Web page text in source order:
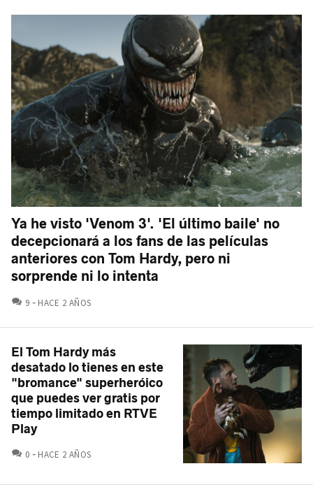
Ya he visto 'Venom 3'. 'El último baile' no
decepcionará a los fans de las películas
anteriores con Tom Hardy, pero ni
sorprende ni lo intenta
9 COMENTARIOS
HACE 2 AÑOS
El Tom Hardy más
desatado lo tienes en este
"bromance" superheróico
que puedes ver gratis por
tiempo limitado en RTVE
Play
0 COMENTARIOS
HACE 2 AÑOS